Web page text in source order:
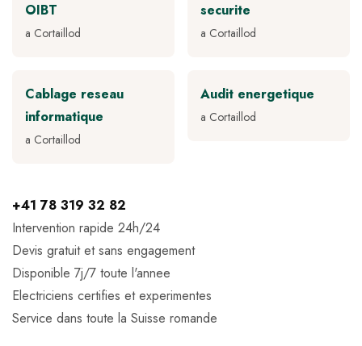
OIBT
a Cortaillod
securite
a Cortaillod
Cablage reseau
informatique
a Cortaillod
Audit energetique
a Cortaillod
+41 78 319 32 82
Intervention rapide 24h/24
Devis gratuit et sans engagement
Disponible 7j/7 toute l'annee
Electriciens certifies et experimentes
Service dans toute la Suisse romande